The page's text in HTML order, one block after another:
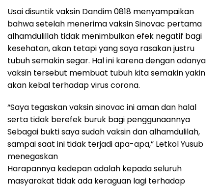
Usai disuntik vaksin Dandim 0818 menyampaikan
bahwa setelah menerima vaksin Sinovac pertama
alhamdulillah tidak menimbulkan efek negatif bagi
kesehatan, akan tetapi yang saya rasakan justru
tubuh semakin segar. Hal ini karena dengan adanya
vaksin tersebut membuat tubuh kita semakin yakin
akan kebal terhadap virus corona.
“Saya tegaskan vaksin sinovac ini aman dan halal
serta tidak berefek buruk bagi penggunaannya
Sebagai bukti saya sudah vaksin dan alhamdulilah,
sampai saat ini tidak terjadi apa-apa,” Letkol Yusub
menegaskan
Harapannya kedepan adalah kepada seluruh
masyarakat tidak ada keraguan lagi terhadap